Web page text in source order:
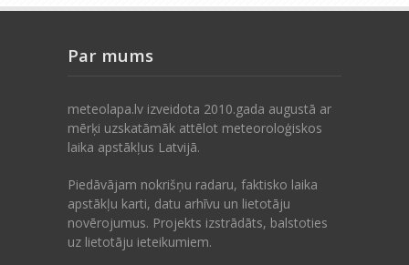
Par mums
meteolapa.lv izveidota 2010.gada augustā ar
mērķi uzskatāmāk attēlot meteoroloģiskos
laika apstākļus Latvijā.
Piedāvājam nokrišņu radaru, faktisko laika
apstākļu karti, datu arhīvu un lietotāju
novērojumus. Projekts izstrādāts, balstoties
uz lietotāju ieteikumiem.